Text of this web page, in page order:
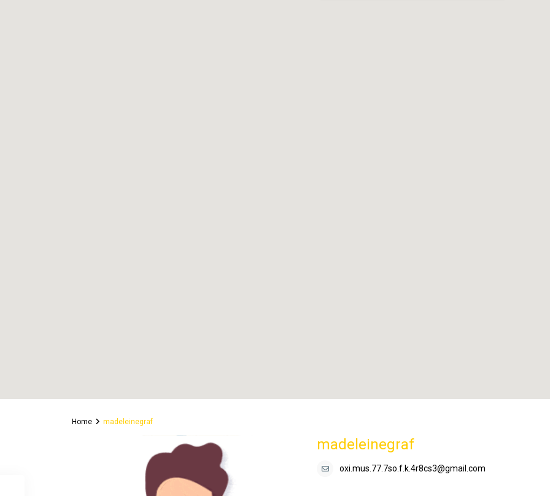
Home madeleinegraf
madeleinegraf
oxi.mus.77.7so.f.k.4r8cs3@gmail.com